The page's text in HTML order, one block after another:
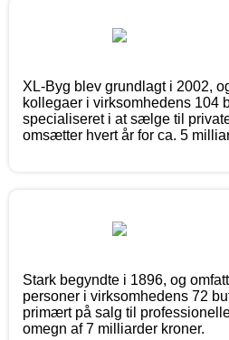
XL-Byg blev grundlagt i 2002,
kollegaer i virksomhedens 104
specialiseret i at sælge til
omsætter hvert år for ca. 5
Stark begyndte i 1896, og
personer i virksomhedens 72
primært på salg til
omegn af 7 milliarder kroner.